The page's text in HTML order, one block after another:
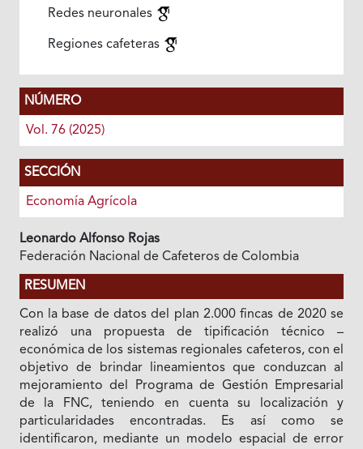
Redes neuronales
Regiones cafeteras
NÚMERO
Vol. 76 (2025)
SECCIÓN
Economía Agrícola
Leonardo Alfonso Rojas
Federación Nacional de Cafeteros de Colombia
RESUMEN
Con la base de datos del plan 2.000 fincas de 2020 se
realizó una propuesta de tipificación técnico –
económica de los sistemas regionales cafeteros, con el
objetivo de brindar lineamientos que conduzcan al
mejoramiento del Programa de Gestión Empresarial
de la FNC, teniendo en cuenta su localización y
particularidades encontradas. Es así como se
identificaron, mediante un modelo espacial de error